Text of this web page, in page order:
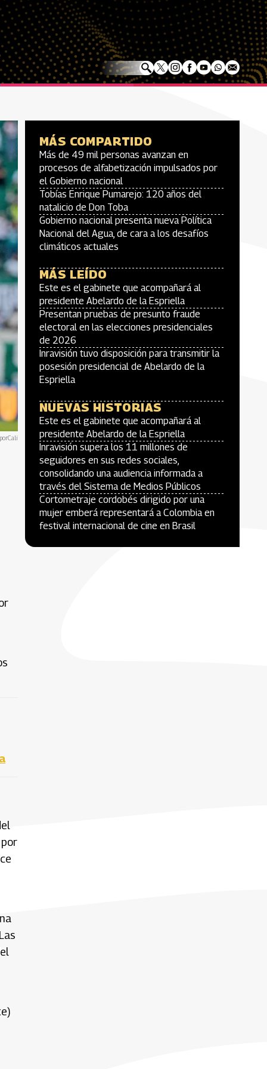
MÁS COMPARTIDO
Más de 49 mil personas avanzan en
procesos de alfabetización impulsados por
el Gobierno nacional
Tobías Enrique Pumarejo: 120 años del
natalicio de Don Toba
Gobierno nacional presenta nueva Política
Nacional del Agua, de cara a los desafíos
climáticos actuales
MÁS LEÍDO
Este es el gabinete que acompañará al
presidente Abelardo de la Espriella
Presentan pruebas de presunto fraude
electoral en las elecciones presidenciales
de 2026
Inravisión tuvo disposición para transmitir la
posesión presidencial de Abelardo de la
Espriella
NUEVAS HISTORIAS
Este es el gabinete que acompañará al
presidente Abelardo de la Espriella
Inravisión supera los 11 millones de
seguidores en sus redes sociales,
consolidando una audiencia informada a
través del Sistema de Medios Públicos
Cortometraje cordobés dirigido por una
mujer emberá representará a Colombia en
festival internacional de cine en Brasil